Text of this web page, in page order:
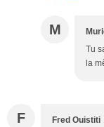
M
Tu
la
F Fred Ouistiti